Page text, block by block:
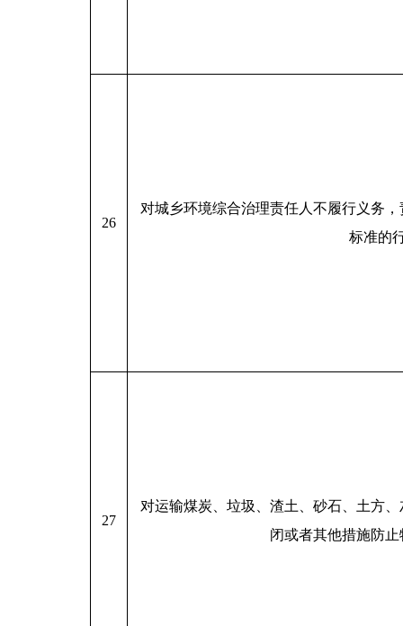
26
对城乡环境综合治理责任人不履行义务
标准的
27
对运输煤炭、垃圾、渣土、砂石、土方
闭或者其他措施防